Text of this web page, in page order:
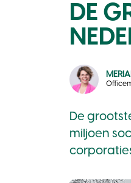
DE
De
miljoen